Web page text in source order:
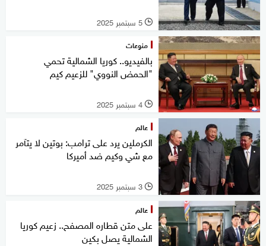
l 5 سبتمبر 2025
منوعات
بالفيديو.. كوريا الشمالية تحمي
"الحمض النووي" للزعيم كيم
l 4 سبتمبر 2025
عالم
الكرملين يرد على ترامب: بوتين لا يتآمر
مع شي وكيم ضد أميركا
l 3 سبتمبر 2025
عالم
على متن قطاره المصفح.. زعيم كوريا
الشمالية يصل بكين